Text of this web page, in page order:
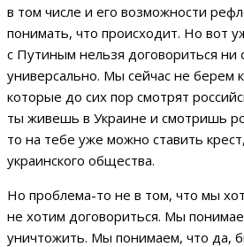
в том числе и его возможности
понимать, что происходит. Но вот
с Путиным нельзя договориться ни
универсально. Мы сейчас не берем
которые до сих пор смотрят
ты живешь в Украине и смотришь
то на тебе уже можно ставить
украинского общества.
Но проблема-то не в том, что мы
не хотим договориться. Мы
уничтожить. Мы понимаем, что да,